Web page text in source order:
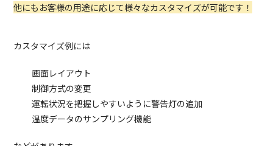
他にもお客様の用途に応じて様々なカスタマイズが可能です！
カスタマイズ例には
画面レイアウト
制御方式の変更
運転状況を把握しやすいように警告灯の追加
温度データのサンプリング機能